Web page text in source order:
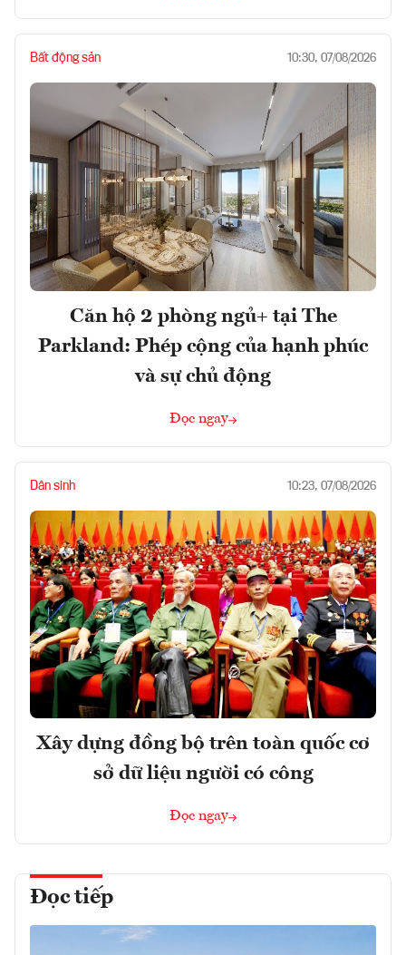
Bất động sản 10:30, 07/08/2026
Căn hộ 2 phòng ngủ+ tại The
Parkland: Phép cộng của hạnh phúc
và sự chủ động
Đọc ngay
Dân sinh 10:23, 07/08/2026
Xây dựng đồng bộ trên toàn quốc cơ
sở dữ liệu người có công
Đọc ngay
Đọc tiếp